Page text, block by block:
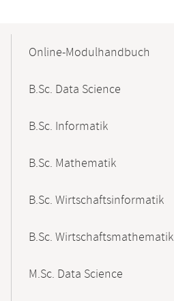
NavigationOnline-Modulhandbuch
B.Sc. Data Science
B.Sc. Informatik
B.Sc. Mathematik
B.Sc. Wirtschaftsinformatik
B.Sc. Wirtschaftsmathematik
M.Sc. Data Science